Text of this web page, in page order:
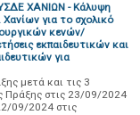
ΧΑΝΙΩΝ - Κάλυψη
για το σχολικό
κενών/
εκπαιδευτικών και
για
μετά και τις 3
Πράξης στις 23/09/2024
09/2024 στις